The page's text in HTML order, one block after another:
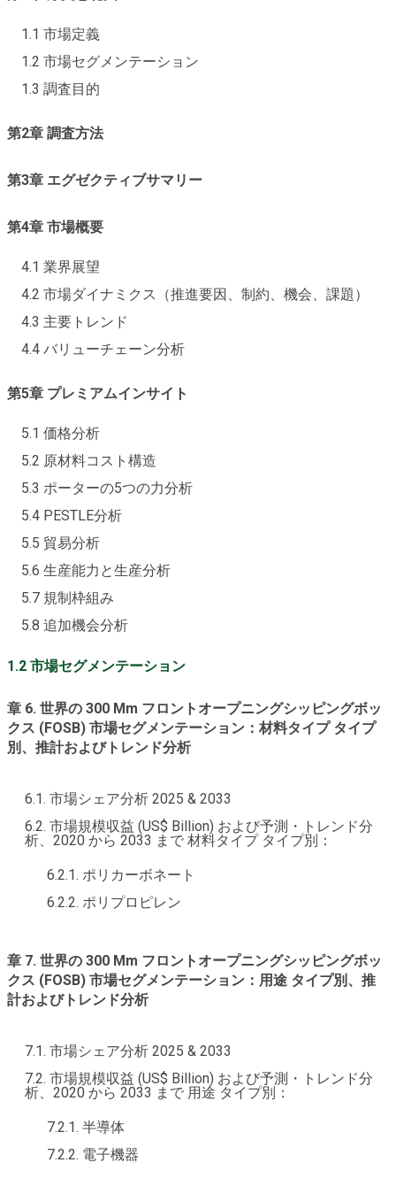
1.1 市場定義
1.2 市場セグメンテーション
1.3 調査目的
第2章 調査方法
第3章 エグゼクティブサマリー
第4章 市場概要
4.1 業界展望
4.2 市場ダイナミクス（推進要因、制約、機会、課題）
4.3 主要トレンド
4.4 バリューチェーン分析
第5章 プレミアムインサイト
5.1 価格分析
5.2 原材料コスト構造
5.3 ポーターの5つの力分析
5.4 PESTLE分析
5.5 貿易分析
5.6 生産能力と生産分析
5.7 規制枠組み
5.8 追加機会分析
1.2 市場セグメンテーション
章 6. 世界の 300 Mm フロントオープニングシッピングボッ
クス (FOSB) 市場セグメンテーション：材料タイプ タイプ
別、推計およびトレンド分析
6.1. 市場シェア分析 2025 & 2033
6.2. 市場規模収益 (US$ Billion) および予測・トレンド分
析、2020 から 2033 まで 材料タイプ タイプ別：
6.2.1. ポリカーボネート
6.2.2. ポリプロピレン
章 7. 世界の 300 Mm フロントオープニングシッピングボッ
クス (FOSB) 市場セグメンテーション：用途 タイプ別、推
計およびトレンド分析
7.1. 市場シェア分析 2025 & 2033
7.2. 市場規模収益 (US$ Billion) および予測・トレンド分
析、2020 から 2033 まで 用途 タイプ別：
7.2.1. 半導体
7.2.2. 電子機器